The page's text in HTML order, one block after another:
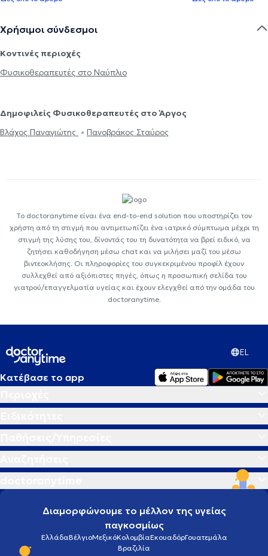
Χρήσιμοι σύνδεσμοι
Κοντινές περιοχές
Φυσικοθεραπευτές στο Ναύπλιο
Δημοφιλείς Φυσικοθεραπευτές στο Άργος
Βλάχος Παναγιώτης
Πανοβράκος Σταύρος
Το doctoranytime είναι ένα end-to-end solution που υποστηρίζει τον
χρήστη από τη στιγμή που αντιμετωπίζει ένα ιατρικό σύμπτωμα μέχρι τη
στιγμή της λύσης του, δίνοντάς του τη δυνατότητα να βρεί ειδικό, να
ζητήσει καθοδήγηση μέσω chat και να μιλήσει μαζί του μέσω
βιντεοκλήσης. Οι πληροφορίες του συγκεκριμένου προφίλ έχουν
συλλεχθεί από αξιόπιστες πηγές, όπως η προσωπική σελίδα του
γιατρού/επαγγελματία υγείας και έχουν ελεγχθεί από την ομάδα του
doctoranytime.
EL
Κατέβασε το app
Διαμορφώνουμε το μέλλον της υγείας
παγκοσμίως
ΕλλάδαΒέλγιοΜεξικόΚολομβίαΕκουαδόρΓουατεμάλα
Βραζιλία